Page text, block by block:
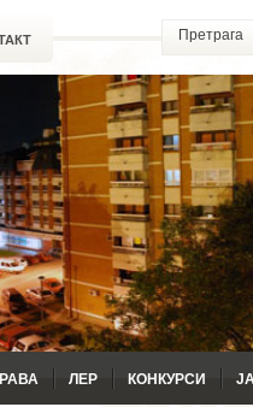
ЛЕР КОНКУРСИ